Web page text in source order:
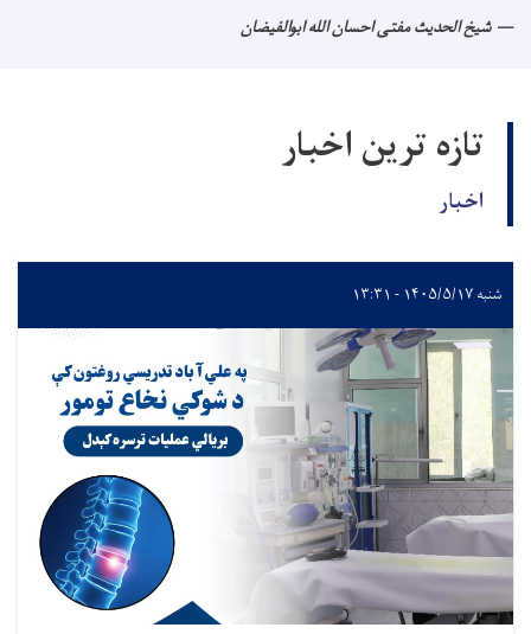
شیخ الحدیث مفتی احسان الله ابوالفیضان
تازه ترین اخبار
اخبار
شنبه ۱۴۰۵/۵/۱۷ - ۱۳:۳۱